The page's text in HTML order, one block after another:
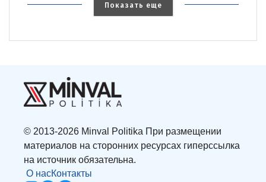
Показать еще
© 2013-2026 Minval Politika При размещении
материалов на сторонних ресурсах гиперссылка
на источник обязательна.
О насКонтакты